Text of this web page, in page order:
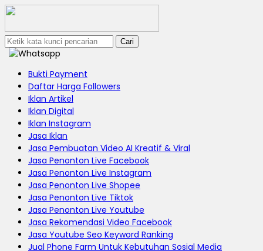
Cari
Bukti Payment
Daftar Harga Followers
Iklan Artikel
Iklan Digital
Iklan Instagram
Jasa Iklan
Jasa Pembuatan Video AI Kreatif & Viral
Jasa Penonton Live Facebook
Jasa Penonton Live Instagram
Jasa Penonton Live Shopee
Jasa Penonton Live Tiktok
Jasa Penonton Live Youtube
Jasa Rekomendasi Video Facebook
Jasa Youtube Seo Keyword Ranking
Jual Phone Farm Untuk Kebutuhan Sosial Media